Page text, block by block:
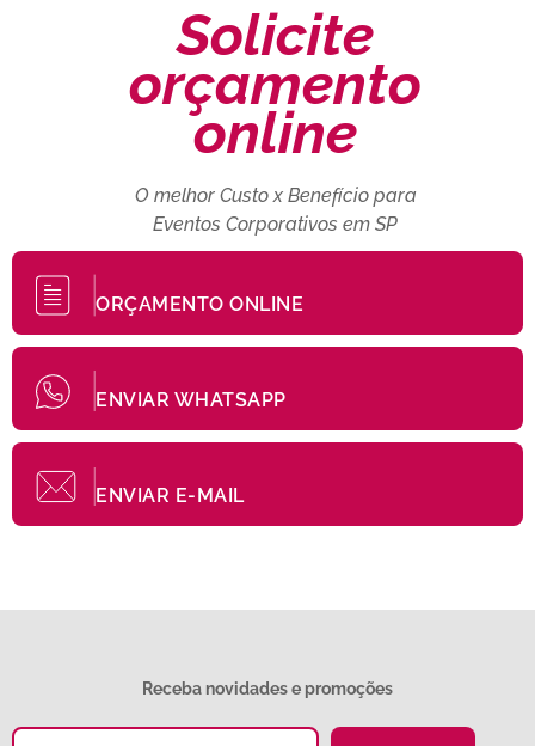
Solicite
orçamento
online
O melhor Custo x Benefício para
Eventos Corporativos em SP
ORÇAMENTO ONLINE
ENVIAR WHATSAPP
ENVIAR E-MAIL
Receba novidades e promoções